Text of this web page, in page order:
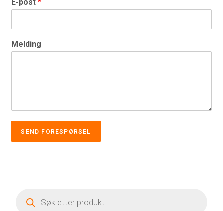
E-post*
Melding
SEND FORESPØRSEL
search